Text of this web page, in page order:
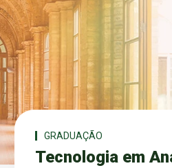
GRADUAÇÃO
Tecnologia em